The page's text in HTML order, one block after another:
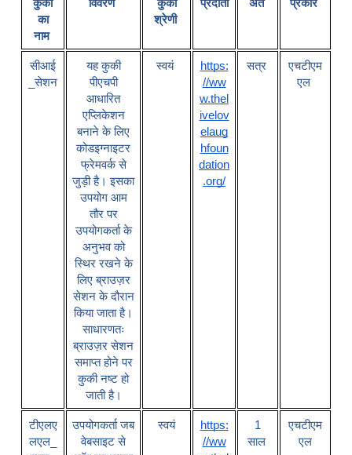
कुकी
का
नाम
विवरण
कुकी
श्रेणी
प्रदाता अंत प्रकार
सीआई
_सेशन
यह कुकी
पीएचपी
आधारित
एप्लिकेशन
बनाने के लिए
कोडइग्नाइटर
फ्रेमवर्क से
जुड़ी है। इसका
उपयोग आम
तौर पर
उपयोगकर्ता के
अनुभव को
स्थिर रखने के
लिए ब्राउज़र
सेशन के दौरान
किया जाता है।
साधारणतः
ब्राउज़र सेशन
समाप्त होने पर
कुकी नष्ट हो
जाती है।
स्वयं
https:
//ww
w.thel
ivelov
elaug
hfoun
dation
.org/
सत्र
एचटीएम
एल
टीएलए
लएल
उपयोगकर्ता जब
वेबसाइट से
स्वयं
https:
//ww
1
साल
एचटीएम
एल